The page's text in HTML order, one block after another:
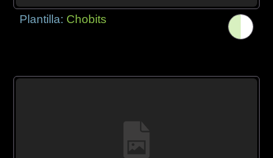
Plantilla: Chobits